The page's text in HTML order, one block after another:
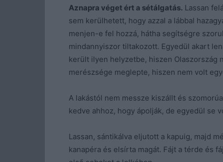
Aznapra véget ért a sétálgatás. Lassan
sem kerülhetett, hogy azzal a lábbal
menjen-e fel hozzá, hátha segítségre
mindannyiszor tiltakozott. Egyedül akart
került ilyen helyzetbe, hiszen Olaszország
merészsége meglepte, hiszen nem volt
A lakástól nem messze kiszállt és
kedve ahhoz, hogy ápolják, de egyedül se
Lassan, sántikálva eljutott a kapuig, majd
kanapéra és elsírta magát. Fájt a térde és